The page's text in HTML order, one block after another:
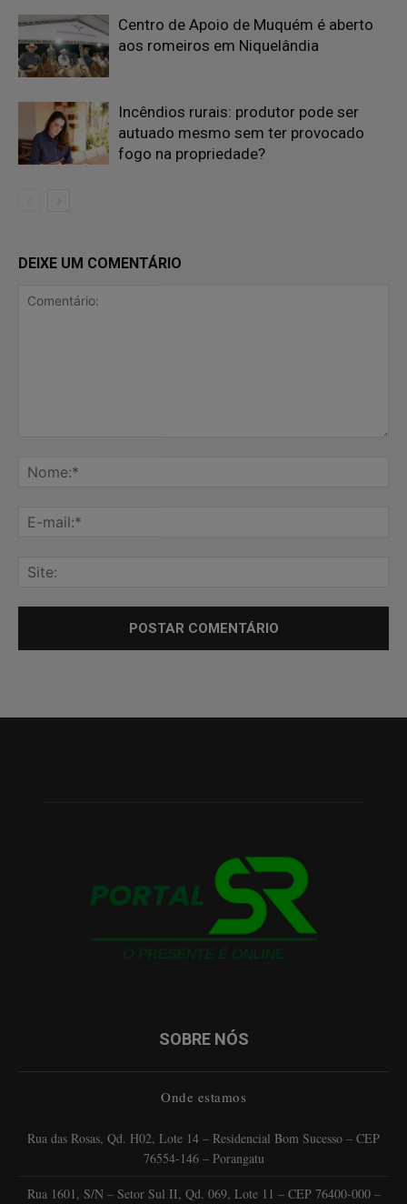
Centro de Apoio de Muquém é aberto
aos romeiros em Niquelândia
Incêndios rurais: produtor pode ser
autuado mesmo sem ter provocado
fogo na propriedade?
DEIXE UM COMENTÁRIO
SOBRE NÓS
Onde estamos
Rua das Rosas, Qd. H02, Lote 14 – Residencial Bom Sucesso – CEP
76554-146 – Porangatu
Rua 1601, S/N – Setor Sul II, Qd. 069, Lote 11 – CEP 76400-000 –